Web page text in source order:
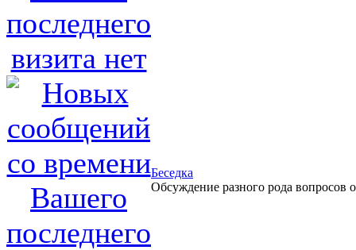
Беседка
Обсуждение разного рода вопросов